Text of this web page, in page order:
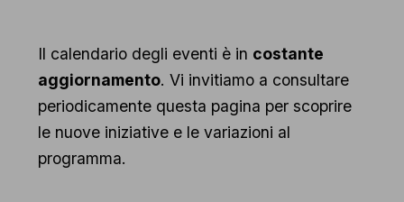
Il calendario degli eventi è in costante
aggiornamento. Vi invitiamo a consultare
periodicamente questa pagina per scoprire
le nuove iniziative e le variazioni al
programma.